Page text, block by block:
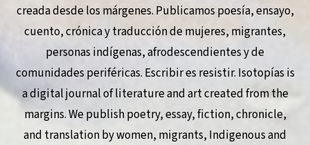
creada desde los márgenes. Publicamos poesía, ensayo,
cuento, crónica y traducción de mujeres, migrantes,
personas indígenas, afrodescendientes y de
comunidades periféricas. Escribir es resistir. Isotopías is
a digital journal of literature and art created from the
margins. We publish poetry, essay, fiction, chronicle,
and translation by women, migrants, Indigenous and